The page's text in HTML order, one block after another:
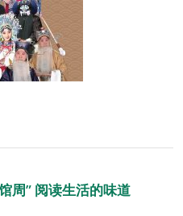
周” 阅读生活的味道